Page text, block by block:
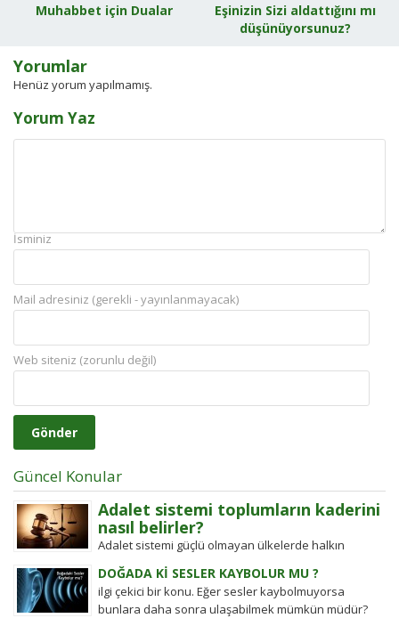
Muhabbet için Dualar
Eşinizin Sizi aldattığını mı
düşünüyorsunuz?
Yorumlar
Henüz yorum yapılmamış.
Yorum Yaz
İsminiz
Mail adresiniz (gerekli - yayınlanmayacak)
Web siteniz (zorunlu değil)
Güncel Konular
Adalet sistemi toplumların kaderini
nasıl belirler?
Adalet sistemi güçlü olmayan ülkelerde halkın
değişim gücü tarihten bugüne toplumsal hareketleri
şekillendirdi. Detayları keşfedin!
DOĞADA Kİ SESLER KAYBOLUR MU ?
ilgi çekici bir konu. Eğer sesler kaybolmuyorsa
bunlara daha sonra ulaşabilmek mümkün müdür?